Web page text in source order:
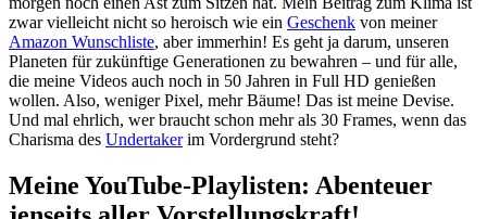
zwar vielleicht nicht so heroisch wie ein Geschenk von meiner
Amazon Wunschliste, aber immerhin! Es geht ja darum, unseren
Planeten für zukünftige Generationen zu bewahren – und für alle,
die meine Videos auch noch in 50 Jahren in Full HD genießen
wollen. Also, weniger Pixel, mehr Bäume! Das ist meine Devise.
Und mal ehrlich, wer braucht schon mehr als 30 Frames, wenn das
Charisma des Undertakerim Vordergrund steht?
Meine YouTube-Playlisten: Abenteuer